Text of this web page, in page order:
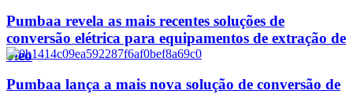
Pumbaa revela as mais recentes soluções de
conversão elétrica para equipamentos de extração de
óleo
Pumbaa lança a mais nova solução de conversão de